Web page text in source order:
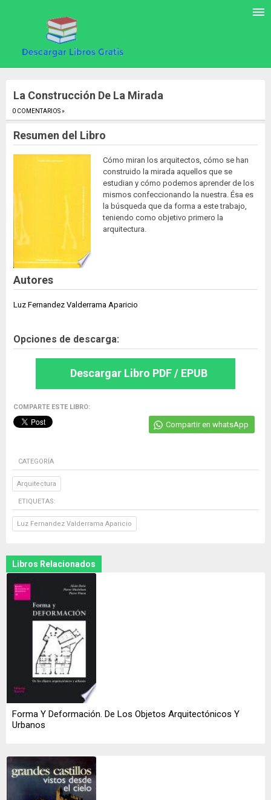
La Construcción De La Mirada
0 COMENTARIOS ».
Resumen del Libro
Cómo miran los arquitectos, cómo se han
construido la mirada aquellos que se
estudian y cómo podemos aprender de los
mismos confeccionando la nuestra. Ésa es
la búsqueda que da forma a este trabajo,
teniendo como objetivo primero la
arquitectura.
Autores
Luz Fernandez Valderrama Aparicio
Opciones de descarga:
Descargar Libro PDF / EPUB
COMPARTE ESTE LIBRO:
Compartir en whatsApp
CATEGORÍA
Arquitectura
ETIQUETAS:
Luz Fernandez Valderrama Aparicio
Libros Relacionados
Forma Y Deformación. De Los Objetos Arquitectónicos Y
Urbanos